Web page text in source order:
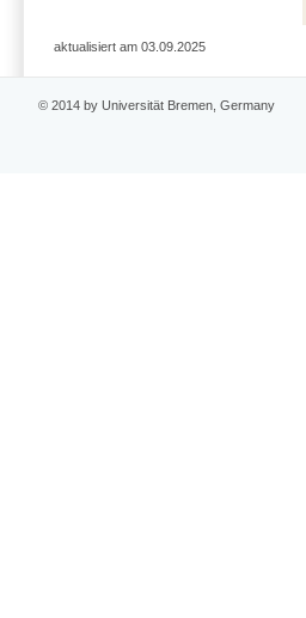
aktualisiert am 03.09.2025
© 2014 by Universität Bremen, Germany